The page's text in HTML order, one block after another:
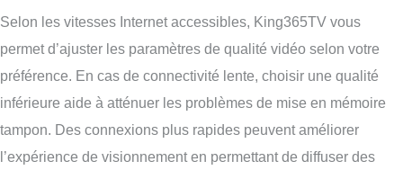
Selon les vitesses Internet accessibles, King365TV vous
permet d’ajuster les paramètres de qualité vidéo selon votre
préférence. En cas de connectivité lente, choisir une qualité
inférieure aide à atténuer les problèmes de mise en mémoire
tampon. Des connexions plus rapides peuvent améliorer
l’expérience de visionnement en permettant de diffuser des